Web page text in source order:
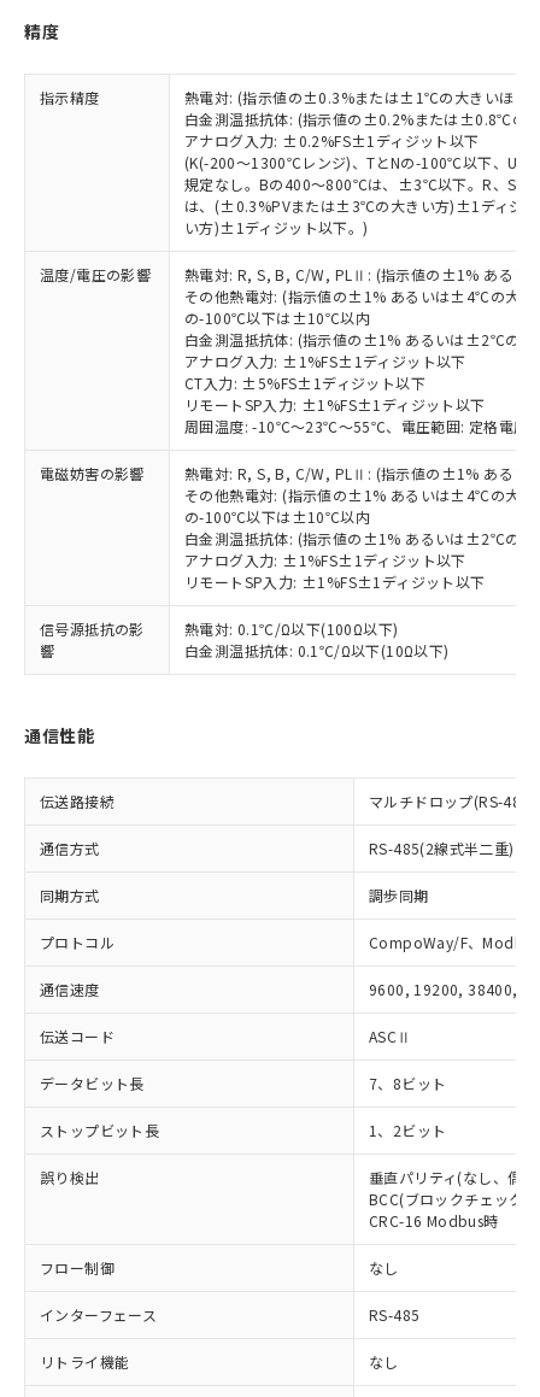
精度
指示精度
熱電対: (指示値の±0.3%または±1℃の大きいほう
白金測温抵抗体: (指示値の±0.2%または±0.8℃の
アナログ入力: ±0.2%FS±1ディジット以下
(K(-200～1300℃レンジ)、TとNの-100℃以下、U
規定なし。Bの400～800℃は、±3℃以下。R、S
は、(±0.3%PVまたは±3℃の大きい方)±1ディジ
い方)±1ディジット以下。)
温度/電圧の影響
熱電対: R, S, B, C/W, PLⅡ: (指示値の±1% ある
その他熱電対: (指示値の±1% あるいは±4℃の大き
の-100℃以下は±10℃以内
白金測温抵抗体: (指示値の±1% あるいは±2℃の大
アナログ入力: ±1%FS±1ディジット以下
CT入力: ±5%FS±1ディジット以下
リモートSP入力: ±1%FS±1ディジット以下
周囲温度: -10℃～23℃～55℃、電圧範囲: 定格電圧
電磁妨害の影響
熱電対: R, S, B, C/W, PLⅡ: (指示値の±1% ある
その他熱電対: (指示値の±1% あるいは±4℃の大き
の-100℃以下は±10℃以内
白金測温抵抗体: (指示値の±1% あるいは±2℃の大
アナログ入力: ±1%FS±1ディジット以下
リモートSP入力: ±1%FS±1ディジット以下
信号源抵抗の影
響
熱電対: 0.1℃/Ω以下(100Ω以下)
白金測温抵抗体: 0.1℃/Ω以下(10Ω以下)
通信性能
伝送路接続 マルチドロップ(RS-485)
通信方式 RS-485(2線式半二重)
同期方式 調歩同期
プロトコル CompoWay/F、Modbus
通信速度 9600, 19200, 38400,
伝送コード ASCⅡ
データビット長 7、8ビット
ストップビット長 1、2ビット
誤り検出
垂直パリティ(なし、偶
BCC(ブロックチェック
CRC-16 Modbus時
フロー制御 なし
インターフェース RS-485
リトライ機能 なし
覧された時点での実際の在庫および標
準価格とは異なる場合があることをご
了承ください。
正式な納期状況および標準価格はお客
様のお取引先、またはお客様担当のオ
ムロン制御機器販売店・当社販売員に
ご相談ください。
オムロン制御機器販売店や当社販売拠
点は「販売ネットワーク
」をご確認
ください。
在庫状況および標準価格結果を当社の
事前の承諾なく第三者に漏洩または開
示しないようお願いします。
マイパーツ機能（部品リスト作成サー
ビス）をご利用いただくには、I-Web
メンバーズにご登録されている必要が
あります。
お客様が当ウェブサイト上で当社にご
登録された部品リストについて、当社
および当社の共同利用者が、当社の製
品・サービスに関するお客様との取
引・商談に必要な範囲で利用すること
をご了承ください。
※当社の共同利用者とは、"個人情報
の共同利用に関して"
の「1.共同利
ミウム(Cd) 100ppm以下、
六価クロム(Cr(Ⅵ)) 1000ppm以下、ポリ臭化ビフェニル
類(PBB) 1000ppm以下、ポリ臭化ジフェニルエーテル類
(PBDE) 1000ppm以下、フタル酸ビス(2-エチルヘキシ
ル) (DEHP)(別名：DOP) 1000ppm以下、フタル酸ブチ
ルベンジル（BBP） 1000ppm以下、フタル酸ジブチル
（DBP） 1000ppm以下、フタル酸ジイソブチル
(DIBP) 1000ppm以下
但し、RoHS指令で産業用監視および制御機器に対する
適用除外項目は除く。
フタル酸エステル類の４物質については閾値を超える意
図的な使用がないことを確認しています。
※2 対応予定月
部品在庫の切り替え状況などにより、予定
月が前後することがあります。
※3 非含有証明書ダウンロード
下記の非含有証明書をダウンロードするこ
とができます。
EU RoHS指令（10物質）の非含有証明書
51物質の非含有証明書（当社基準）
物質の対応では、対応完了までの期間は出
荷製品に未対応品が混在することから備考
欄に対応日を記載しておりました。
既に当社にて対応品への在庫切替を完了
していることから、特段のことがない限
り、2022年1月12日より割愛しておりま
す。
Pb(鉛) :1000ppm、 Hg(水銀) : 1000ppm、 Cd(カドミウ
ム) : 100ppm、
Cr(Ⅵ)(六価クロム) : 1000ppm、 PBBs(ポリ臭化ビフェ
ニル類) : 1000ppm、 PBDEs(ポリ臭化ジフェニルエーテ
ル類) : 1000ppm、
DBP(フタル酸ジブチル) : 1000ppm、 DIBP(フタル酸ジ
イソブチル) : 1000ppm、 BBP(フタル酸ブチルベンジ
ル) : 1000ppm、
DEHP(フタル酸ビス(2-エチルヘキシル)) : 1000ppm
※2 環境保護使用期限
「ｅ」：有害物質（10物質）のすべてが基
準値以下であることを示します。
「10」：通常の使用状況下において有害物
質が外部に漏えいし、環境に深刻な影響を
及ぼさない年数を意味します。
「－」：未確認です。当社販売部門へお問
い合わせください。
可)を取得するなどの必要な手続きを
とります。
当社は規制貨物を破棄する場合は、完
全に破砕するなど、違法に輸出されな
いよう必要な手段を講じます。
当社は貴社製品を、核兵器、ミサイ
ル、化学兵器、生物兵器またはその他
武器並びにこれらの製造装置等に一切
使用いたしません。
当社は、貴社製品を第三者に販売する
場合は、上記1、2および3の内容を当
該第三者に通知します。また当社は、
販売先および販売に係わる関係者が違
法に輸出するおそれがある場合は、取
り引きをいたしません。
号
一定数以上の在庫あり
一定数には満たないが在庫あり
在庫なし(最新の在庫状況につ
いては、お客様のお取引先、ま
たはお客様担当のオムロン制御
機器販売店・当社販売員にご確
認ください)
受注生産機種、また在庫状況の
情報を公開していない機種